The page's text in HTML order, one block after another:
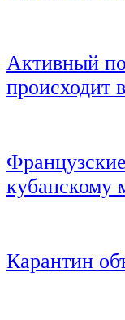
Активный
происходит
кубанскому
Карантин